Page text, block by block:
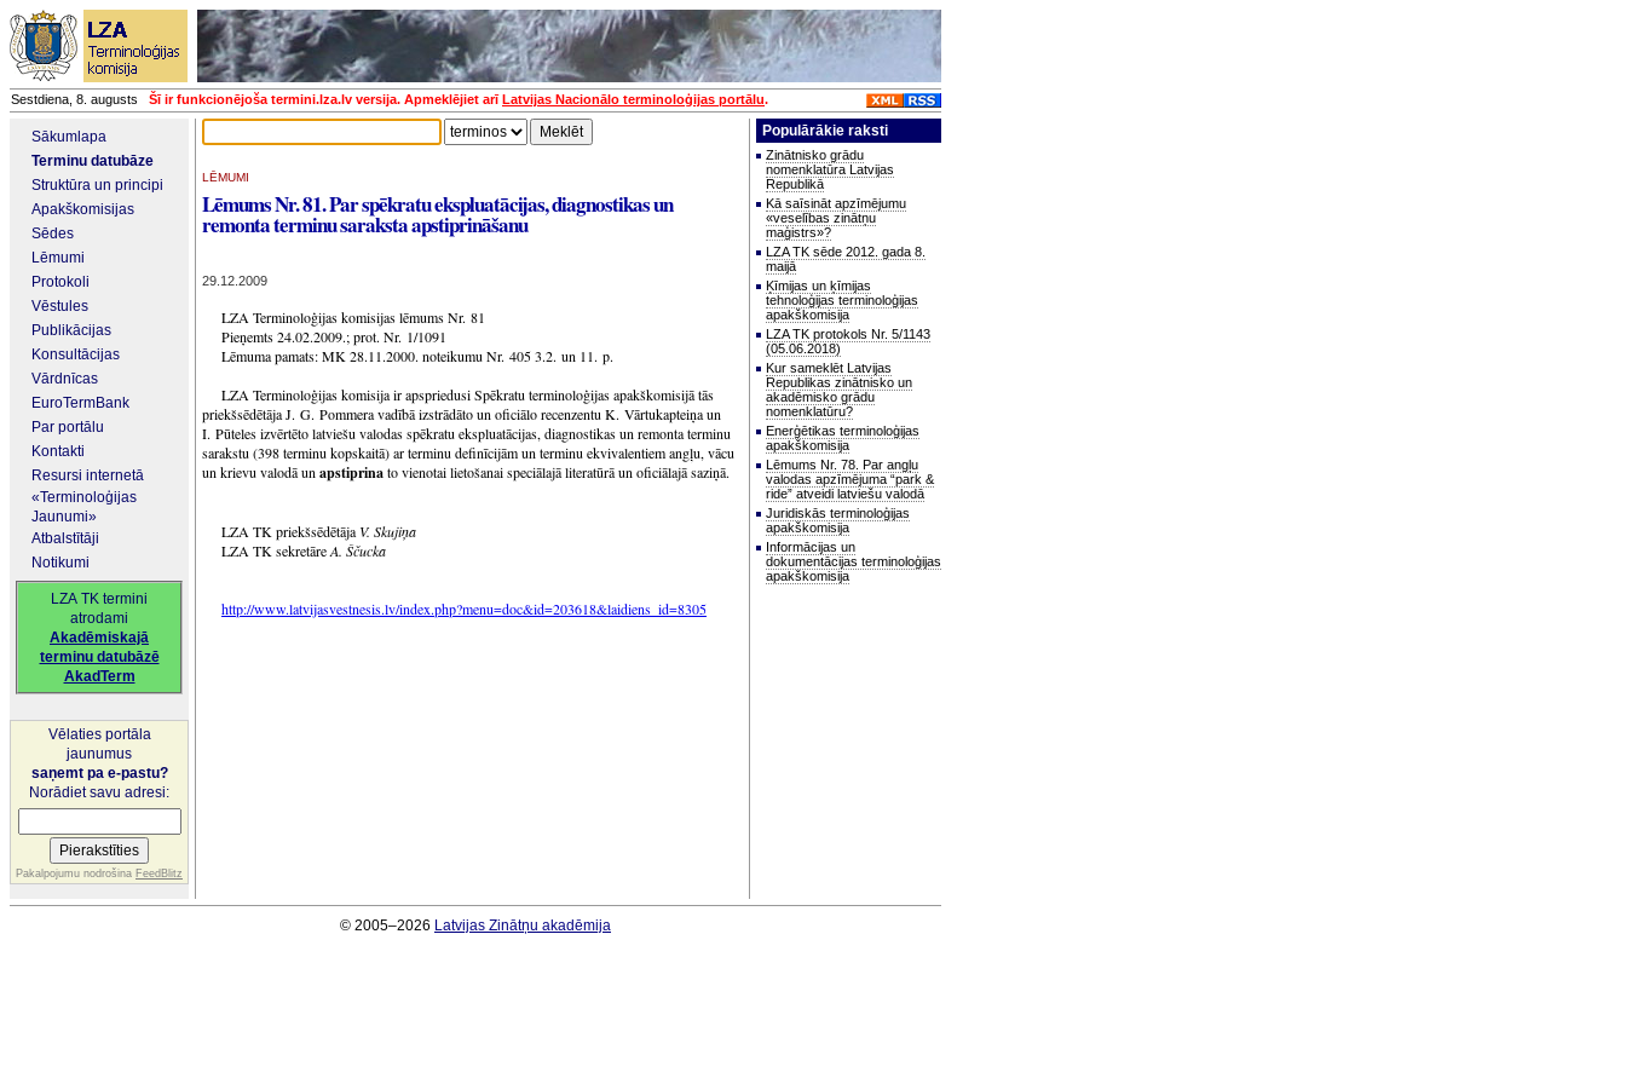
Sestdiena, 8. augusts Šī ir funkcionējoša termini.lza.lv versija. Apmeklējiet arīLatvijas Nacionālo terminoloģijas portālu.
Sākumlapa
Terminu datubāze
Struktūra un principi
Apakškomisijas
Sēdes
Lēmumi
Protokoli
Vēstules
Publikācijas
Konsultācijas
Vārdnīcas
EuroTermBank
Par portālu
Kontakti
Resursi internetā
«Terminoloģijas
Jaunumi»
Atbalstītāji
Notikumi
LZA TK termini
atrodami
Akadēmiskajā
terminu datubāzē
AkadTerm
Vēlaties portāla
jaunumus
saņemt pa e-pastu?
Norādiet savu adresi:
Pakalpojumu nodrošina FeedBlitz
LĒMUMI
Lēmums Nr. 81. Par spēkratu ekspluatācijas, diagnostikas un
remonta terminu saraksta apstiprināšanu
29.12.2009
LZA Terminoloģijas komisijas lēmums Nr. 81
Pieņemts 24.02.2009.; prot. Nr. 1/1091
Lēmuma pamats: MK 28.11.2000. noteikumu Nr. 405 3.2. un 11. p.
LZA Terminoloģijas komisija ir apspriedusi Spēkratu terminoloģijas apakškomisijā tās
priekšsēdētāja J. G. Pommera vadībā izstrādāto un oficiālo recenzentu K. Vārtukapteiņa un
I. Pūteles izvērtēto latviešu valodas spēkratu ekspluatācijas, diagnostikas un remonta terminu
sarakstu (398 terminu kopskaitā) ar terminu definīcijām un terminu ekvivalentiem angļu, vācu
un krievu valodā un apstiprinato vienotai lietošanai speciālajā literatūrā un oficiālajā saziņā.
LZA TK priekšsēdētāja V. Skujiņa
LZA TK sekretāreA. Ščucka
http://www.latvijasvestnesis.lv/index.php?menu=doc&id=203618&laidiens_id=8305
Populārākie raksti
Zinātnisko grādu
nomenklatūra Latvijas
Republikā
Kā saīsināt apzīmējumu
«veselības zinātņu
maģistrs»?
LZA TK sēde 2012. gada 8.
maijā
Ķīmijas un ķīmijas
tehnoloģijas terminoloģijas
apakškomisija
LZA TK protokols Nr. 5/1143
(05.06.2018)
Kur sameklēt Latvijas
Republikas zinātnisko un
akadēmisko grādu
nomenklatūru?
Enerģētikas terminoloģijas
apakškomisija
Lēmums Nr. 78. Par angļu
valodas apzīmējuma “park &
ride” atveidi latviešu valodā
Juridiskās terminoloģijas
apakškomisija
Informācijas un
dokumentācijas terminoloģijas
apakškomisija
© 2005–2026 Latvijas Zinātņu akadēmija